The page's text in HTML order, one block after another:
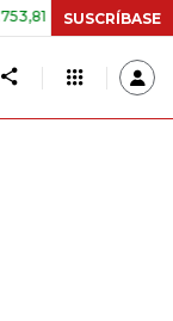
+2,19% TASA DE
SUSCRÍBASE